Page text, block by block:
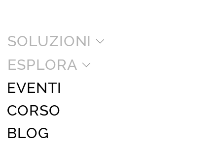
SOLUZIONI
ESPLORA
EVENTI
CORSO
BLOG